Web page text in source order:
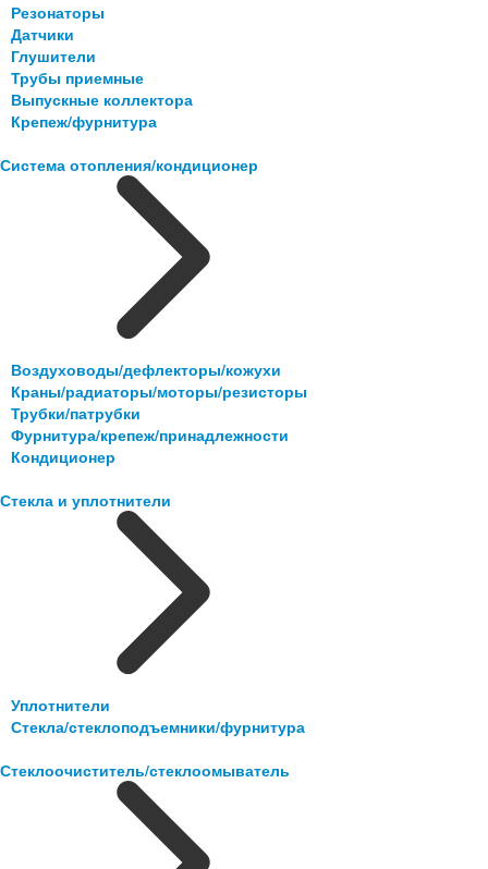
Резонаторы
Датчики
Глушители
Трубы приемные
Выпускные коллектора
Крепеж/фурнитура
Система отопления/кондиционер
Воздуховоды/дефлекторы/кожухи
Краны/радиаторы/моторы/резисторы
Трубки/патрубки
Фурнитура/крепеж/принадлежности
Кондиционер
Стекла и уплотнители
Уплотнители
Стекла/стеклоподъемники/фурнитура
Стеклоочиститель/стеклоомыватель